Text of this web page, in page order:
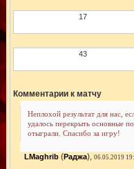
17
43
Комментарии к матчу
Неплохой результат для нас,
удалось перекрыть основные
отыграли. Спасибо за игру!
LMaghrib(Раджа), 06.05.2019